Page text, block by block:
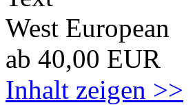
West European
ab 40,00 EUR
Inhalt zeigen >>